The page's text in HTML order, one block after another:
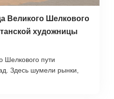
Великого Шелкового
художницы
Шелкового пути
Здесь шумели рынки,